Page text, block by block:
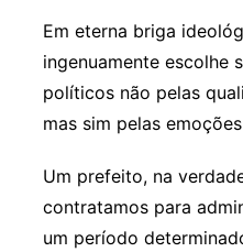
Em eterna briga
ingenuamente escolhe
políticos não pelas
mas sim pelas
Um prefeito, na
contratamos para
um período